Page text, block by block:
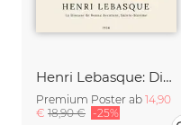
Henri Lebasque: Die Wahrsagerin
Premium Poster ab 14,90
€ 18,90 € -25%